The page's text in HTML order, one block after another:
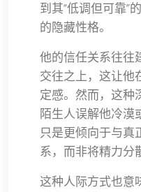
到其“低调但可靠”
的隐藏性格。
他的信任关系往往
交往之上，这让他
定感。然而，这种
陌生人误解他冷漠
只是更倾向于与真
系，而非将精力分
这种人际方式也意